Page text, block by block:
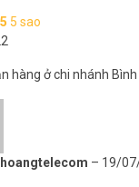
5 5 sao
hàng ở chi nhánh
– 19/